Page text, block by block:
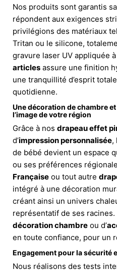
Nos produits sont garantis
répondent aux exigences
privilégions des matériaux
Tritan ou le silicone,
gravure laser UV appliquée
articles assure une finition
une tranquillité d’esprit
quotidienne.
Une décoration de chambre
l’image de votre région
Grâce à nos drapeau effet
d’impression personnalisée,
de bébé devient un espace
ou ses préférences
Française ou tout autre
intégré à une décoration
créant ainsi un univers
représentatif de ses
décoration chambre ou d’
en toute confiance, pour un
Engagement pour la sécurité
Nous réalisons des tests